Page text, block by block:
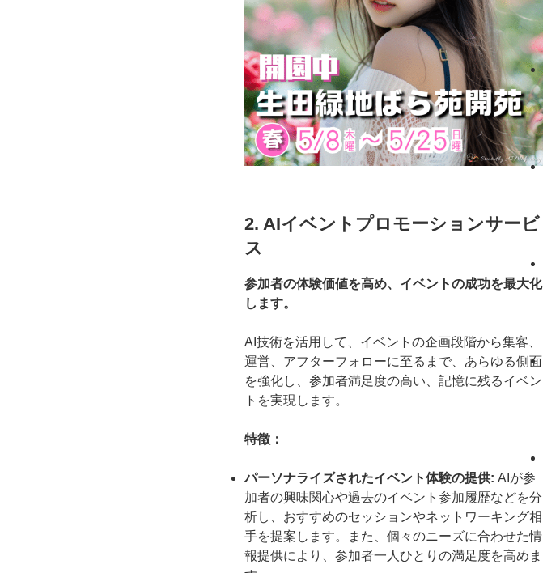
2. AIイベントプロモーションサービ
ス
参加者の体験価値を高め、イベントの成功を最大化
します。
AI技術を活用して、イベントの企画段階から集客、
運営、アフターフォローに至るまで、あらゆる側面
を強化し、参加者満足度の高い、記憶に残るイベン
トを実現します。
特徴：
パーソナライズされたイベント体験の提供: AIが参
加者の興味関心や過去のイベント参加履歴などを分
析し、おすすめのセッションやネットワーキング相
手を提案します。また、個々のニーズに合わせた情
報提供により、参加者一人ひとりの満足度を高めま